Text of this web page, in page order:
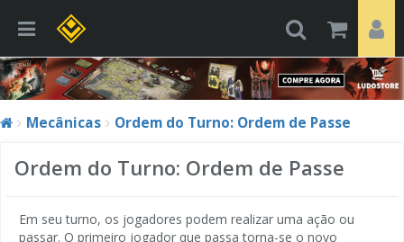
Mecânicas Ordem do Turno: Ordem de Passe
Ordem do Turno: Ordem de Passe
Em seu turno, os jogadores podem realizar uma ação ou
passar. O primeiro jogador que passa torna-se o novo